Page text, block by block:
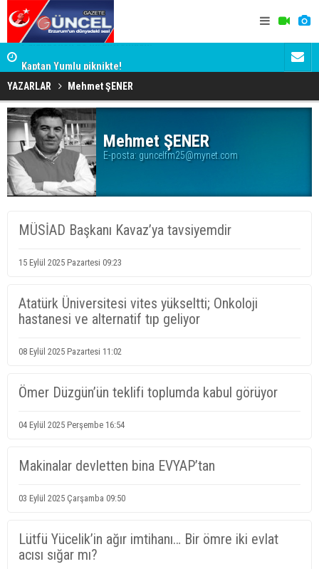
Palandöken'de ilk antrenman!
YAZARLAR Mehmet ŞENER
Mehmet ŞENER
E-posta: guncelfm25@mynet.com
MÜSİAD Başkanı Kavaz’ya tavsiyemdir
15 Eylül 2025 Pazartesi 09:23
Atatürk Üniversitesi vites yükseltti; Onkoloji
hastanesi ve alternatif tıp geliyor
08 Eylül 2025 Pazartesi 11:02
Ömer Düzgün’ün teklifi toplumda kabul görüyor
04 Eylül 2025 Perşembe 16:54
Makinalar devletten bina EVYAP’tan
03 Eylül 2025 Çarşamba 09:50
Lütfü Yücelik’in ağır imtihanı… Bir ömre iki evlat
acısı sığar mı?